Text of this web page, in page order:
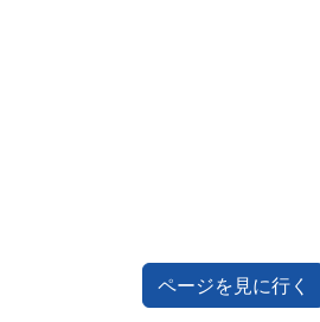
ページを見に行く